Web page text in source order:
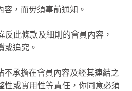
容，而毋須事前通知。
反此條款及細則的會員內容，
或追究。
不承擔在會員內容及經其連結之
性或實用性等責任，你同意必須